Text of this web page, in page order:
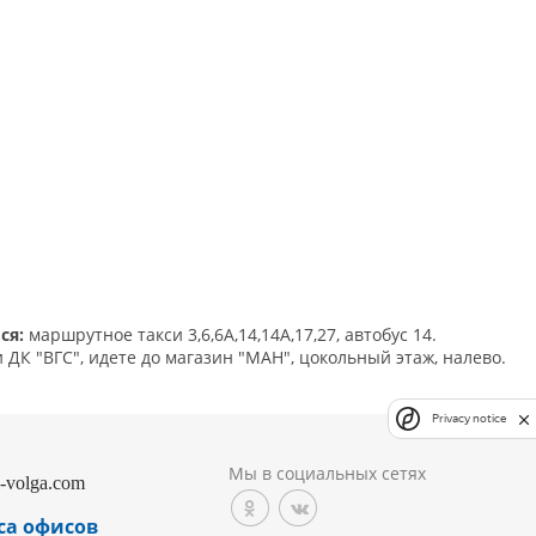
маршрутное такси 3,6,6А,14,14А,17,27, автобус 14.
ДК "ВГС", идете до магазин "МАН", цокольный этаж, налево.
офисов
Мы в социальных сетях
Privacy notice